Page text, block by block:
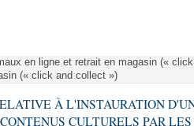
lois
des loisen ligne et retrait en magasin («
(« click and collect »)
À L'INSTAURATION
CULTURELS PAR LES